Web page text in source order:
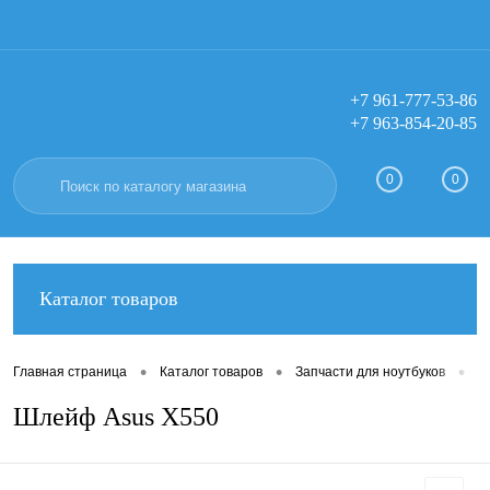
Вход Регистрация
+7 961-777-53-86
+7 963-854-20-85
0 0
Каталог товаров
Главная страница • Каталог товаров • Запчасти для ноутбуков •
Шлейф Asus X550